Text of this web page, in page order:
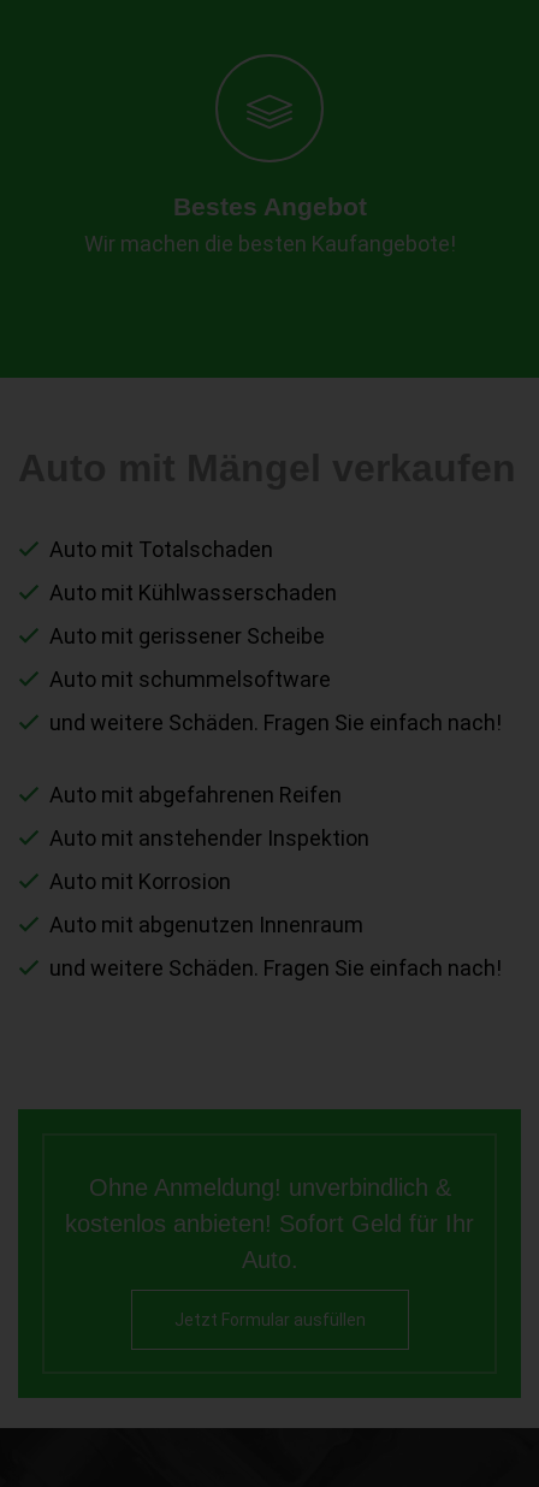
Bestes Angebot
Wir machen die besten Kaufangebote!
Auto mit Totalschaden
Auto mit Kühlwasserschaden
Auto mit gerissener Scheibe
Auto mit schummelsoftware
und weitere Schäden. Fragen Sie einfach nach!
Auto mit abgefahrenen Reifen
Auto mit anstehender Inspektion
Auto mit Korrosion
Auto mit abgenutzen Innenraum
und weitere Schäden. Fragen Sie einfach nach!
Ohne Anmeldung! unverbindlich &
kostenlos anbieten! Sofort Geld für Ihr
Auto.
Jetzt Formular ausfüllen